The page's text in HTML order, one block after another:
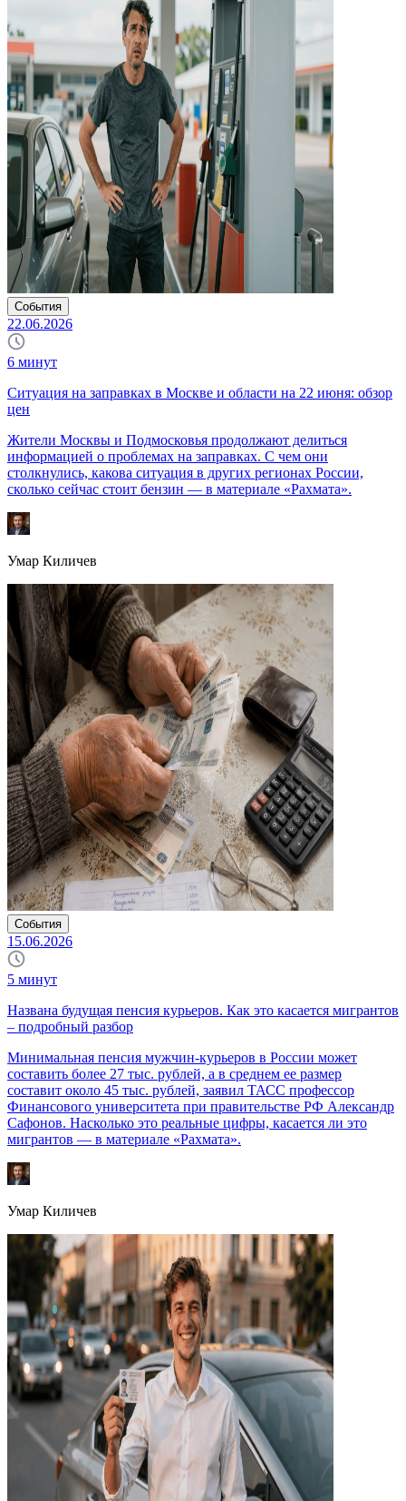
События
22.06.2026
6 минут
Ситуация на заправках в Москве и области на 22 июня: обзор
цен
Жители Москвы и Подмосковья продолжают делиться
информацией о проблемах на заправках. С чем они
столкнулись, какова ситуация в других регионах России,
сколько сейчас стоит бензин — в материале «Рахмата».
Умар Киличев
События
15.06.2026
5 минут
Названа будущая пенсия курьеров. Как это касается мигрантов
– подробный разбор
Минимальная пенсия мужчин-курьеров в России может
составить более 27 тыс. рублей, а в среднем ее размер
составит около 45 тыс. рублей, заявил ТАСС профессор
Финансового университета при правительстве РФ Александр
Сафонов. Насколько это реальные цифры, касается ли это
мигрантов — в материале «Рахмата».
Умар Киличев